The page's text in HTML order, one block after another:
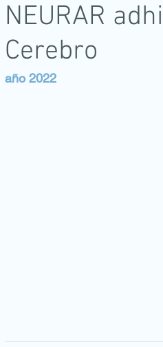
NEURAR
Cerebro
año 2022